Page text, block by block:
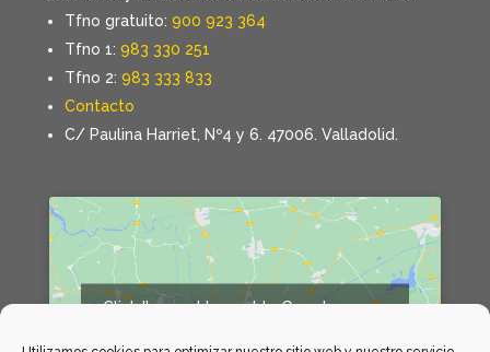
Tfno gratuito: 900 923 364
Tfno 1: 983 330 251
Tfno 2: 983 333 833
Contacto
C/ Paulina Harriet, Nº4 y 6. 47006. Valladolid.
Click 'I agree' to enable Google maps